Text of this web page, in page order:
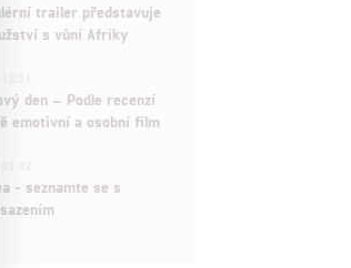
trailer představuje
s vůní Afriky
den – Podle recenzí
emotivní a osobní film
- seznamte se s